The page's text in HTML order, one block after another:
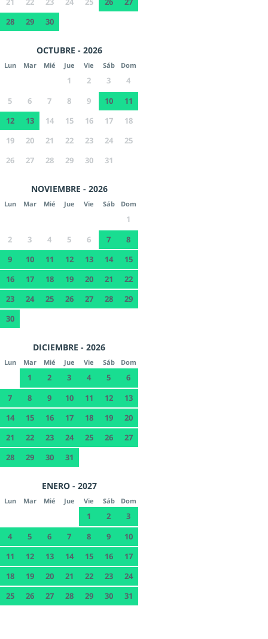
28
29 30
OCTUBRE - 2026
Lun Mar Mié Jue Vie Sáb Dom
1 2 3
4
5
6 7 8 9 10
11
12
13 14 15 16 17
18
19
20 21 22 23 24
25
26
27 28 29 30 31
NOVIEMBRE - 2026
Lun Mar Mié Jue Vie Sáb Dom
1
2
3 4 5 6 7
8
9
10 11 12 13 14
15
16
17 18 19 20 21
22
23
24 25 26 27 28
29
30
DICIEMBRE - 2026
Lun Mar Mié Jue Vie Sáb Dom
1 2 3 4 5
6
7
8 9 10 11 12
13
14
15 16 17 18 19
20
21
22 23 24 25 26
27
28
29 30 31
ENERO - 2027
Lun Mar Mié Jue Vie Sáb Dom
1 2
3
4
5 6 7 8 9
10
11
12 13 14 15 16
17
18
19 20 21 22 23
24
25
26 27 28 29 30 31